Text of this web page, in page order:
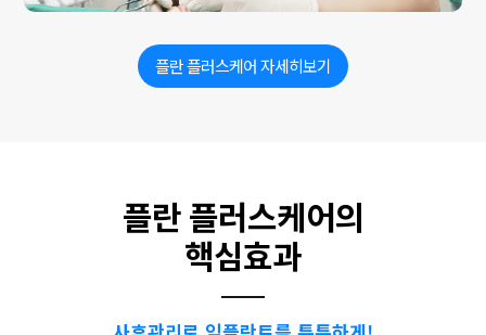
플란 플러스케어 자세히보기
플란 플러스케어의
핵심효과